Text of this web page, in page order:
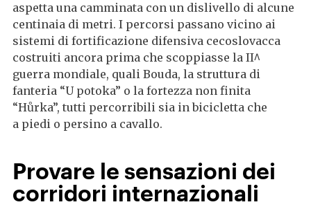
aspetta una camminata con un dislivello di alcune
centinaia di metri. I percorsi passano vicino ai
sistemi di fortificazione difensiva cecoslovacca
costruiti ancora prima che scoppiasse la II^
guerra mondiale, quali Bouda, la struttura di
fanteria “U potoka” o la fortezza non finita
“Hůrka”, tutti percorribili sia in bicicletta che
a piedi o persino a cavallo.
Provare le sensazioni dei
corridori internazionali